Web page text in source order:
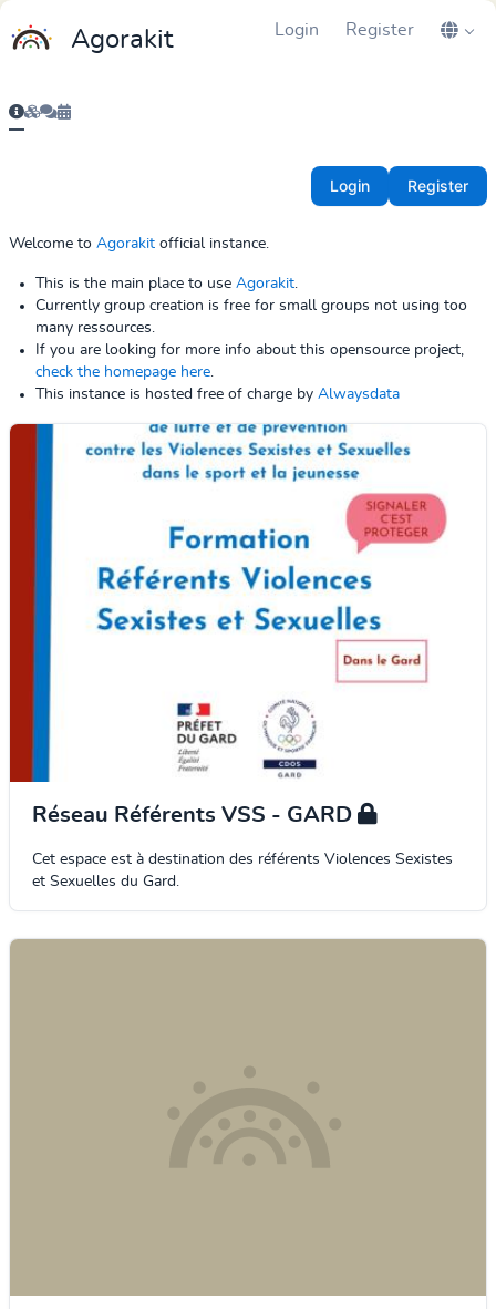
Agorakit Login Register
Login Register
Welcome to Agorakit official instance.
This is the main place to use Agorakit.
Currently group creation is free for small groups not using too
many ressources.
If you are looking for more info about this opensource project,
check the homepage here.
This instance is hosted free of charge by Alwaysdata
Réseau Référents VSS - GARD
Cet espace est à destination des référents Violences Sexistes
et Sexuelles du Gard.